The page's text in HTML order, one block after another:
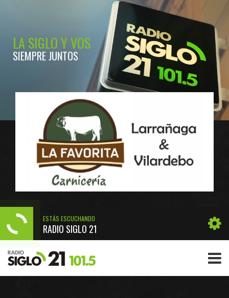
LA SIGLO Y VOS
SIEMPRE JUNTOS
ESTÁS ESCUCHANDO
RADIO SIGLO 21